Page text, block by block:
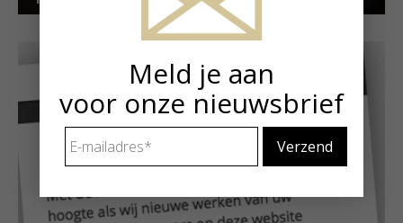
Meld je aan
voor onze nieuwsbrief
mailadres *